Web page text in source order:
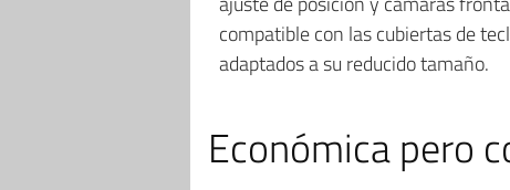
compatible con las cubiertas de
adaptados a su reducido tamaño.
Económica pero